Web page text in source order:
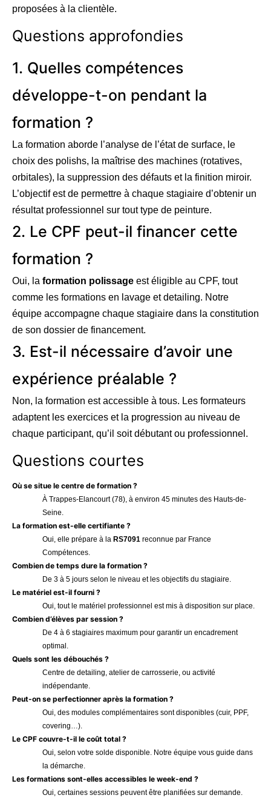
proposées à la clientèle.
Questions approfondies
1. Quelles compétences
développe-t-on pendant la
formation ?
La formation aborde l’analyse de l’état de surface, le
choix des polishs, la maîtrise des machines (rotatives,
orbitales), la suppression des défauts et la finition miroir.
L’objectif est de permettre à chaque stagiaire d’obtenir un
résultat professionnel sur tout type de peinture.
2. Le CPF peut-il financer cette
formation ?
Oui, la formation polissage est éligible au CPF, tout
comme les formations en lavage et detailing. Notre
équipe accompagne chaque stagiaire dans la constitution
de son dossier de financement.
3. Est-il nécessaire d’avoir une
expérience préalable ?
Non, la formation est accessible à tous. Les formateurs
adaptent les exercices et la progression au niveau de
chaque participant, qu’il soit débutant ou professionnel.
Questions courtes
Où se situe le centre de formation ?
À Trappes-Elancourt (78), à environ 45 minutes des Hauts-de-
Seine.
La formation est-elle certifiante ?
Oui, elle prépare à la RS7091 reconnue par France
Compétences.
Combien de temps dure la formation ?
De 3 à 5 jours selon le niveau et les objectifs du stagiaire.
Le matériel est-il fourni ?
Oui, tout le matériel professionnel est mis à disposition sur place.
Combien d’élèves par session ?
De 4 à 6 stagiaires maximum pour garantir un encadrement
optimal.
Quels sont les débouchés ?
Centre de detailing, atelier de carrosserie, ou activité
indépendante.
Peut-on se perfectionner après la formation ?
Oui, des modules complémentaires sont disponibles (cuir, PPF,
covering…).
Le CPF couvre-t-il le coût total ?
Oui, selon votre solde disponible. Notre équipe vous guide dans
la démarche.
Les formations sont-elles accessibles le week-end ?
Oui, certaines sessions peuvent être planifiées sur demande.